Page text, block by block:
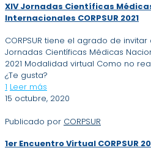
XIV Jornadas Científicas
Internacionales CORPSUR 2021
CORPSUR tiene el agrado de
Jornadas Científicas Médicas
2021 Modalidad virtual Como no
¿Te gusta?
1 Leer más
15 octubre, 2020
Publicado por CORPSUR
1er Encuentro Virtual CORPSUR